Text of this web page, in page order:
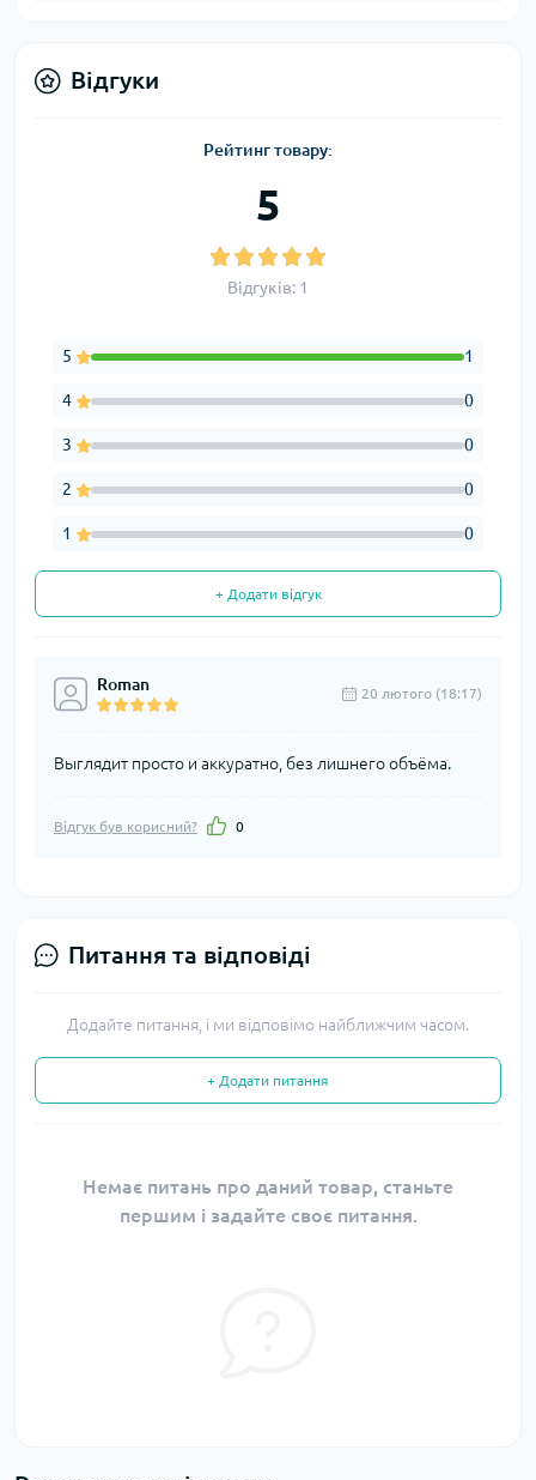
Відгуки
Рейтинг товару:
5
Відгуків: 1
5 1
4 0
3 0
2 0
1 0
+ Додати відгук
Roman 20 лютого (18:17)
Выглядит просто и аккуратно, без лишнего объёма.
Відгук був корисний? 0
Питання та відповіді
Додайте питання, і ми відповімо найближчим часом.
+ Додати питання
Немає питань про даний товар, станьте
першим і задайте своє питання.